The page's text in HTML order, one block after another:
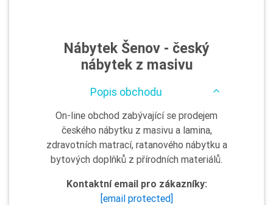
Nábytek Šenov - český
nábytek z masivu
Popis obchodu
On-line obchod zabývající se prodejem
českého nábytku z masivu a lamina,
zdravotních matrací, ratanového nábytku a
bytových doplňků z přírodních materiálů.
Kontaktní email pro zákazníky:
[email protected]